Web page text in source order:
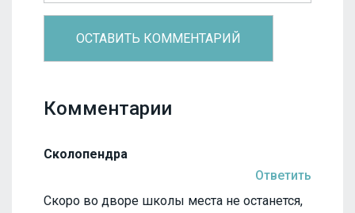
Комментарии
Сколопендра
Ответить
Скоро во дворе школы места не останется,